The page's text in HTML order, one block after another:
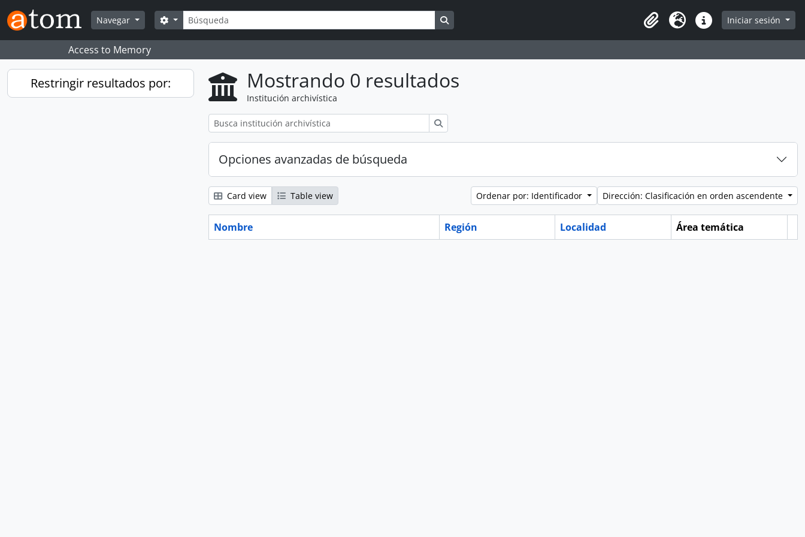
Skip to main content
Navegar
Búsqueda
Search options
Portapapeles
Idioma Enlaces rápidos
Iniciar sesión
Access to Memory
Restringir resultados por: Mostrando 0 resultados
Institución archivística
Opciones avanzadas de búsqueda
Card view Table view Ordenar por: Identificador Dirección: Clasificación en orden ascendente
Nombre Región Localidad
Área temática